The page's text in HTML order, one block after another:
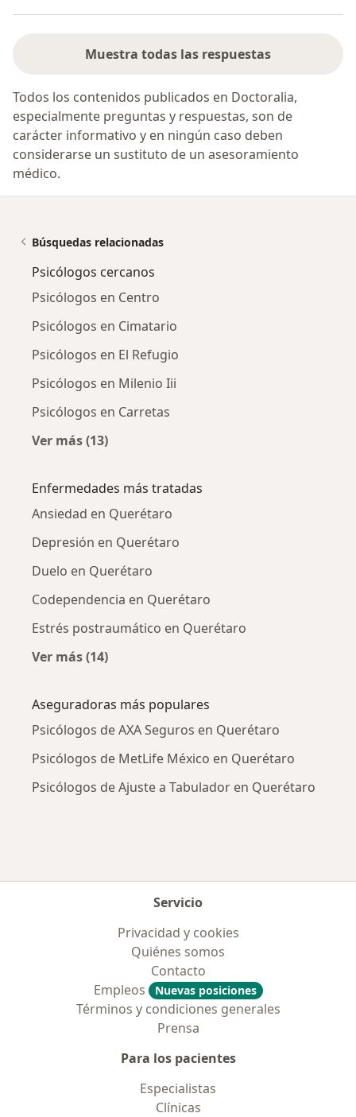
Muestra todas las respuestas
Todos los contenidos publicados en Doctoralia,
especialmente preguntas y respuestas, son de
carácter informativo y en ningún caso deben
considerarse un sustituto de un asesoramiento
médico.
Búsquedas relacionadas
Psicólogos cercanos
Psicólogos en Centro
Psicólogos en Cimatario
Psicólogos en El Refugio
Psicólogos en Milenio Iii
Psicólogos en Carretas
Ver más (13)
Enfermedades más tratadas
Ansiedad en Querétaro
Depresión en Querétaro
Duelo en Querétaro
Codependencia en Querétaro
Estrés postraumático en Querétaro
Ver más (14)
Aseguradoras más populares
Psicólogos de AXA Seguros en Querétaro
Psicólogos de MetLife México en Querétaro
Psicólogos de Ajuste a Tabulador en Querétaro
Servicio
Privacidad y cookies
Quiénes somos
Contacto
Empleos
Nuevas posiciones
Términos y condiciones generales
Prensa
Para los pacientes
Especialistas
Clínicas